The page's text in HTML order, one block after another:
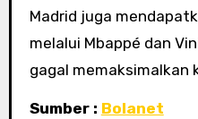
Madrid juga
melalui Mbappé dan
gagal
Sumber : Bolanet